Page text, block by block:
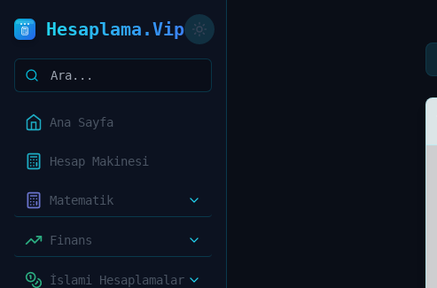
Hesaplama.Vip
Ana Sayfa
Hesap Makinesi
Matematik
Finans
İslami Hesaplamalar